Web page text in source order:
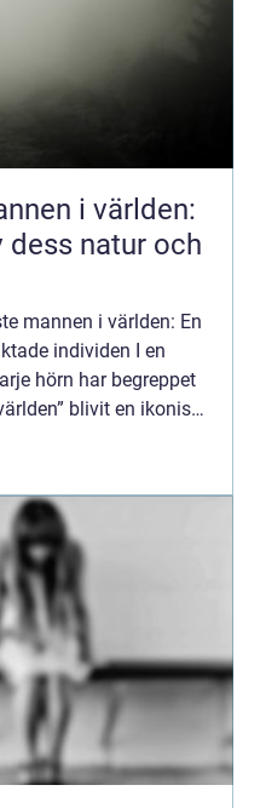
i världen:
dess natur och
mannen i världen: En
individen I en
hörn har begreppet
blivit en ikonisk